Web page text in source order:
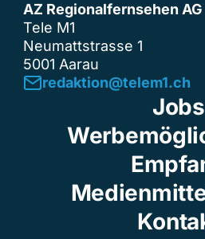
AZ Regionalfernsehen AG
Tele M1
Neumattstrasse 1
5001 Aarau
redaktion@telem1.ch
Jobs